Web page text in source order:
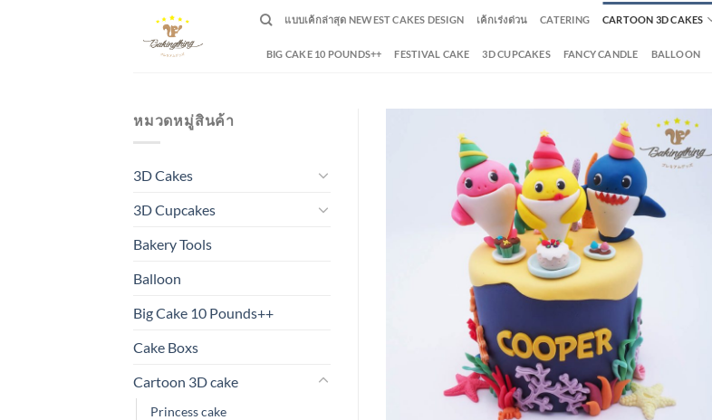
แบบเค้กล่าสุด NEWEST CAKES DESIGN เค้กเร่งด่วน CATERING CARTOON 3D CAKES
BIG CAKE 10 POUNDS++ FESTIVAL CAKE 3D CUPCAKES FANCY CANDLE BALLOON
หมวดหมู่สินค้า
3D Cakes
3D Cupcakes
Bakery Tools
Balloon
Big Cake 10 Pounds++
Cake Boxs
Cartoon 3D cake
Princess cake